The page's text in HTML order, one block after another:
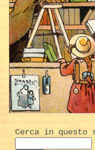
Cerca in questo